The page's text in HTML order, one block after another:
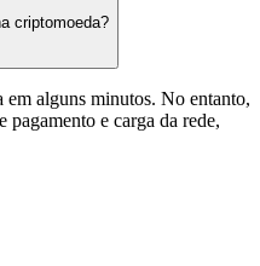
criptomoeda?
em alguns minutos. No entanto,
pagamento e carga da rede,